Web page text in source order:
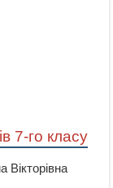
7-го класу
Вікторівна